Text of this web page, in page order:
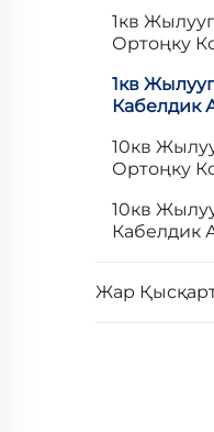
1кв
Ортоңку
1кв
Кабелдик
10кв
Ортоңку
10кв
Кабелдик
Жар